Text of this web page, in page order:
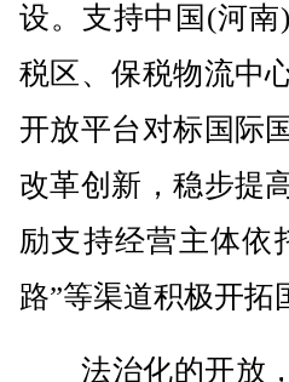
设。支持中国(河
税区、保税物流中
开放平台对标国际
改革创新，稳步提
励支持经营主体依
路”等渠道积极开拓
法治化的开放，